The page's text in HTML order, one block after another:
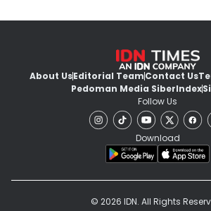
About UsEditorial TeamContact Us
Pedoman Media SiberIndex
Follow Us
Download
© 2026 IDN. All Rights